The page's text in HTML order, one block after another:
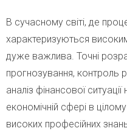
В сучасному світі, де
характеризуються
дуже важлива. Точні
прогнозування, контроль
аналіз фінансової
економічній сфері в
високих професійних